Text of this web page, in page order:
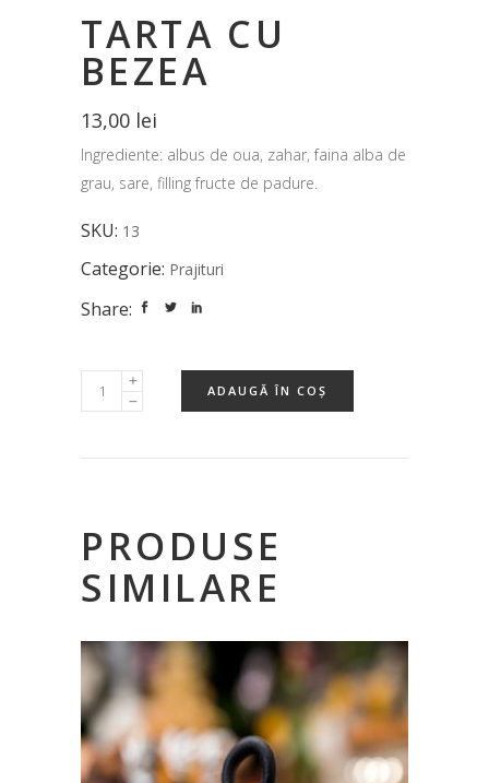
TARTA CU
BEZEA
13,00 lei
Ingrediente: albus de oua, zahar, faina alba de
grau, sare, filling fructe de padure.
SKU: 13
Categorie: Prajituri
Share:
ADAUGĂ ÎN COȘ
PRODUSE
SIMILARE